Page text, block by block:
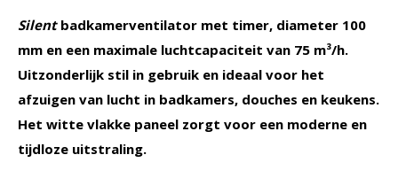
aantal
Silentbadkamerventilator met timer, diameter 100
mm en een maximale luchtcapaciteit van 75 m³/h.
Uitzonderlijk stil in gebruik en ideaal voor het
afzuigen van lucht in badkamers, douches en keukens.
Het witte vlakke paneel zorgt voor een moderne en
tijdloze uitstraling.